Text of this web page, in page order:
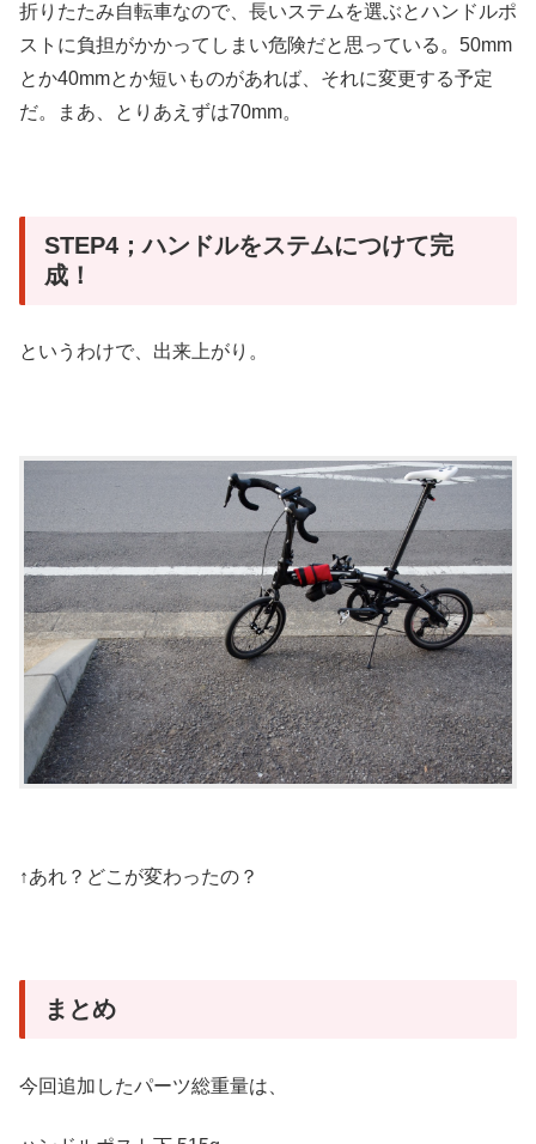
折りたたみ自転車なので、長いステムを選ぶとハンドルポ
ストに負担がかかってしまい危険だと思っている。50mm
とか40mmとか短いものがあれば、それに変更する予定
だ。まあ、とりあえずは70mm。
STEP4；ハンドルをステムにつけて完
成！
というわけで、出来上がり。
↑あれ？どこが変わったの？
まとめ
今回追加したパーツ総重量は、